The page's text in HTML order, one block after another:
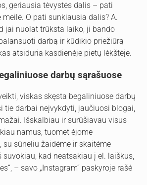
geriausia tėvystės dalis – pati
O pati sunkiausia dalis? A.
jai nuolat trūksta laiko, ji bando
darbą ir kūdikio priežiūrą
atsiduria kasdienėje pietų lėkštėje.
darbų sąrašuose
viskas skęsta begaliniuose darbų
tie darbai neįvykdyti, jaučiuosi blogai,
Išskalbiau ir surūšiavau visus
namus, tuomet ėjome
su sūneliu žaidėme ir skaitėme
suvokiau, kad neatsakiau į el. laiškus,
– savo „Instagram“ paskyroje rašė